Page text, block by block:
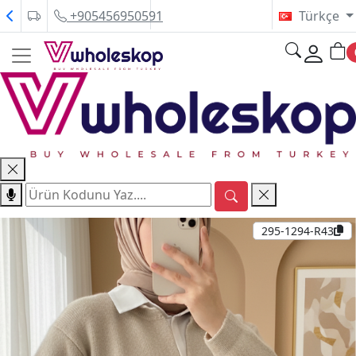
+905456950591 Türkçe
295-1294-R43